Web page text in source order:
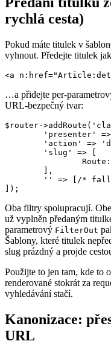
rychlá cesta)
Pokud máte titulek v
vyhnout. Předejte titulek
…a přidejte per-
URL-bezpečný tvar:
$router-
Oba filtry spolupracují.
už vyplněn předaným
parametrový FilterOut
Šablony, které titulek
slug prázdný a projde
Použijte to jen tam, kde to
renderované stokrát za
vyhledávání stačí.
Kanonizace:
URL